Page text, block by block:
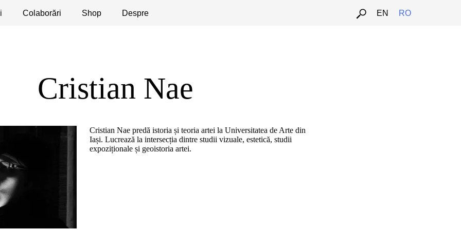
Colaborări Shop Despre EN RO
Dezbateri Apeluri
Cristian Nae
Cristian Nae predă istoria și teoria artei la Universitatea de Arte din
Iași. Lucrează la intersecția dintre studii vizuale, estetică, studii
expoziționale și geoistoria artei.